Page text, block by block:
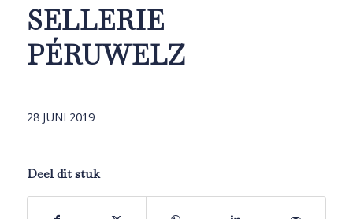
SELLERIE
PÉRUWELZ
28 JUNI 2019
Deel dit stuk